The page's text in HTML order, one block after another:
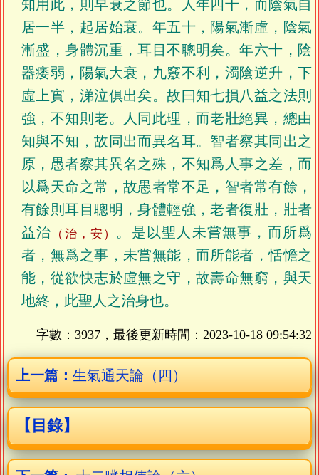
知用此，則早衰之節也。人年四十，而陰氣自
居一半，起居始衰。年五十，陽氣漸虛，陰氣
漸盛，身體沉重，耳目不聰明矣。年六十，陰
器痿弱，陽氣大衰，九竅不利，濁陰逆升，下
虛上實，涕泣俱出矣。故曰知七損八益之法則
強，不知則老。人同此理，而老壯絕異，總由
知與不知，故同出而異名耳。智者察其同出之
原，愚者察其異名之殊，不知爲人事之差，而
以爲天命之常，故愚者常不足，智者常有餘，
有餘則耳目聰明，身體輕強，老者復壯，壯者
益治 （治，安） 。是以聖人未嘗無事，而所爲
者，無爲之事，未嘗無能，而所能者，恬憺之
能，從欲快志於虛無之守，故壽命無窮，與天
地終，此聖人之治身也。
字數：3937，最後更新時間： 2023-10-18 09:54:32
上一篇： 生氣通天論（四）
【目錄】